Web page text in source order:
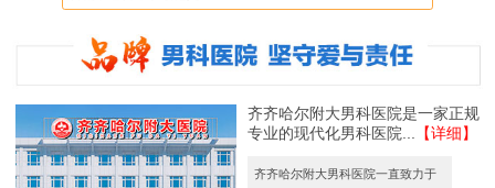
齐齐哈尔附大男科医院是一家正规
专业的现代化男科医院...
【详细】
齐齐哈尔附大男科医院一直致力于